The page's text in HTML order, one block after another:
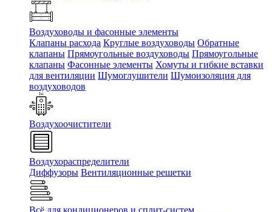
Воздуховоды и фасонные элементы
Клапаны расхода Круглые воздуховоды Обратные
клапаны Прямоугольные воздуховоды Прямоугольные
клапаны Фасонные элементы Хомуты и гибкие вставки
для вентиляции Шумоглушители Шумоизоляция для
воздуховодов
Воздухоочистители
Воздухораспределители
Диффузоры Вентиляционные решетки
Всё для кондиционеров и сплит-систем